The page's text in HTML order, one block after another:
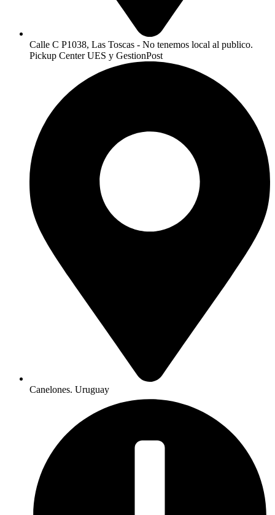
Calle C P1038, Las Toscas - No tenemos local al publico.
Pickup Center UES y GestionPost
Canelones. Uruguay